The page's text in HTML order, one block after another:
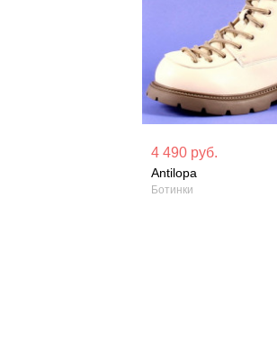
4 490 руб.
Antilopa
Ботинки
Материал
кожа
Сезон: